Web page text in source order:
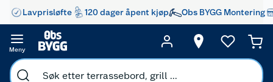
Lavprisløfte 120 dager åpent kjøp Obs BYGG Montering
Meny